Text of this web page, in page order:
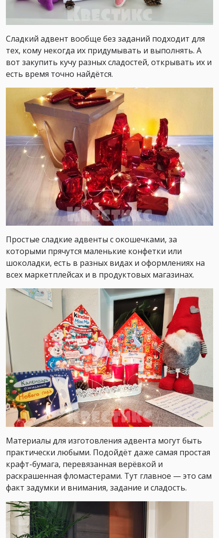
Сладкий адвент вообще без заданий подходит для
тех, кому некогда их придумывать и выполнять. А
вот закупить кучу разных сладостей, открывать их и
есть время точно найдётся.
Простые сладкие адвенты с окошечками, за
которыми прячутся маленькие конфетки или
шоколадки, есть в разных видах и оформлениях на
всех маркетплейсах и в продуктовых магазинах.
Материалы для изготовления адвента могут быть
практически любыми. Подойдёт даже самая простая
крафт-бумага, перевязанная верёвкой и
раскрашенная фломастерами. Тут главное — это сам
факт задумки и внимания, задание и сладость.